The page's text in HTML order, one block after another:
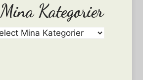
Mina Kategorier